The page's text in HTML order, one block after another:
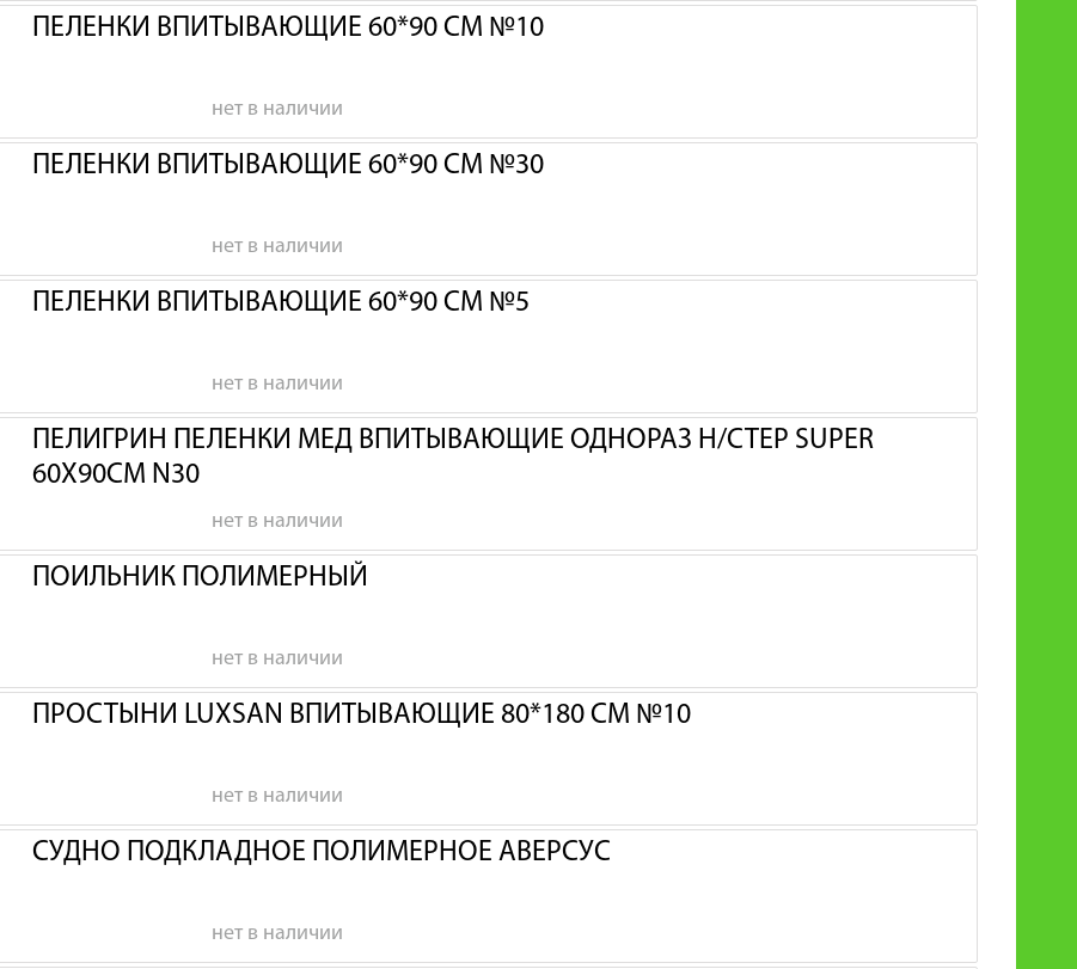
ПЕЛЕНКИ ВПИТЫВАЮЩИЕ 60*90 СМ №10
нет в наличии
ПЕЛЕНКИ ВПИТЫВАЮЩИЕ 60*90 СМ №30
нет в наличии
ПЕЛЕНКИ ВПИТЫВАЮЩИЕ 60*90 СМ №5
нет в наличии
ПЕЛИГРИН ПЕЛЕНКИ МЕД ВПИТЫВАЮЩИЕ ОДНОРАЗ Н/СТЕР SUPER
60Х90СМ N30
нет в наличии
ПОИЛЬНИК ПОЛИМЕРНЫЙ
нет в наличии
ПРОСТЫНИ LUXSAN ВПИТЫВАЮЩИЕ 80*180 СМ №10
нет в наличии
СУДНО ПОДКЛАДНОЕ ПОЛИМЕРНОЕ АВЕРСУС
нет в наличии